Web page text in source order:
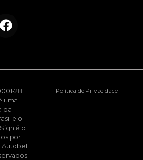
28
uma
da
e o
é o
por
Autobel.
Política de Privacidade